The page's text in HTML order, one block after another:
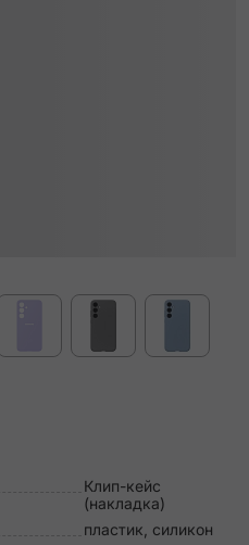
Клип-кейс
(накладка)
пластик, силикон